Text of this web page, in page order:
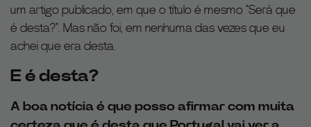
um artigo publicado, em que o título é mesmo “Será que
é desta?”. Mas não foi, em nenhuma das vezes que eu
achei que era desta.
E é desta?
A boa notícia é que posso afirmar com muita